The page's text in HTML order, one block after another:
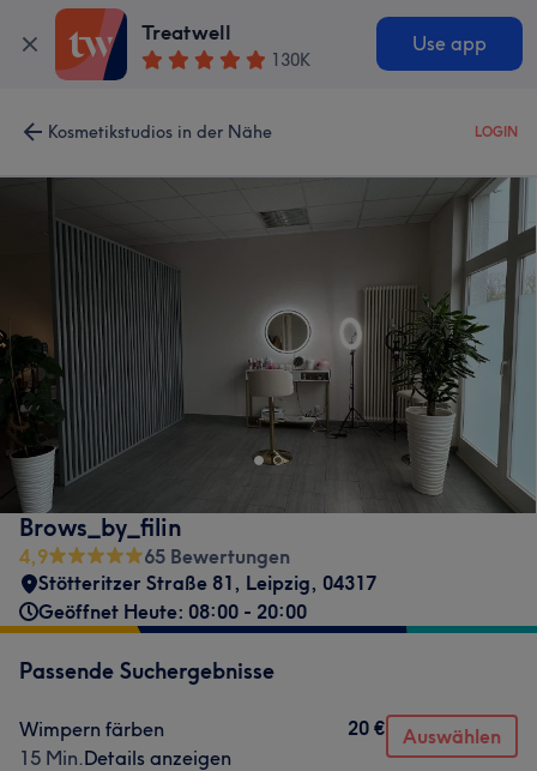
Treatwell
130K
Use app
Kosmetikstudios in der Nähe LOGIN
Brows_by_filin
4,9
65 Bewertungen
Stötteritzer Straße 81, Leipzig, 04317
Geöffnet Heute: 08:00 - 20:00
Passende Suchergebnisse
Wimpern färben
15 Min.Details anzeigen
20 € Auswählen